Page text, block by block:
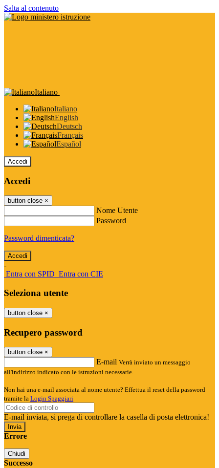
Salta al contenuto
Italiano
Italiano
English
Deutsch
Français
Español
Accedi
Accedi
button close ×
Nome Utente
Password
Password dimenticata?
-
Entra con SPID Entra con CIE
Seleziona utente
button close ×
Recupero password
button close ×
E-mail Verrà inviato un messaggio
all'indirizzo indicato con le istruzioni necessarie.
Non hai una e-mail associata al nome utente? Effettua il reset della password
tramite la Login Spaggiari
E-mail inviata, si prega di controllare la casella di posta elettronica!
Errore
Chiudi
Successo